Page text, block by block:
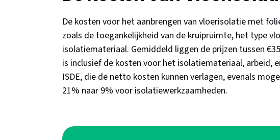
De kosten voor het aanbrengen van vloerisolatie met
zoals de toegankelijkheid van de kruipruimte, het type
isolatiemateriaal. Gemiddeld liggen de prijzen tussen
is inclusief de kosten voor het isolatiemateriaal, arbeid,
ISDE, die de netto kosten kunnen verlagen, evenals
21% naar 9% voor isolatiewerkzaamheden.